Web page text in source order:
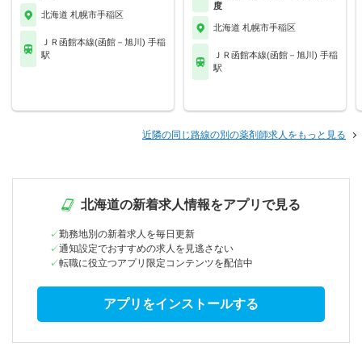
北海道 札幌市手稲区
ＪＲ函館本線(函館－旭川) 手稲
駅
度
北海道 札幌市手稲区
ＪＲ函館本線(函館－旭川) 手稲
駅
近隣の同じ路線の別の薬剤師求人をもっと見る
北海道の新着求人情報をアプリで見る
勤務地別の新着求人を毎日更新
通知設定でおすすめの求人を見逃さない
転職に役立つアプリ限定コンテンツを配信中
アプリをインストールする